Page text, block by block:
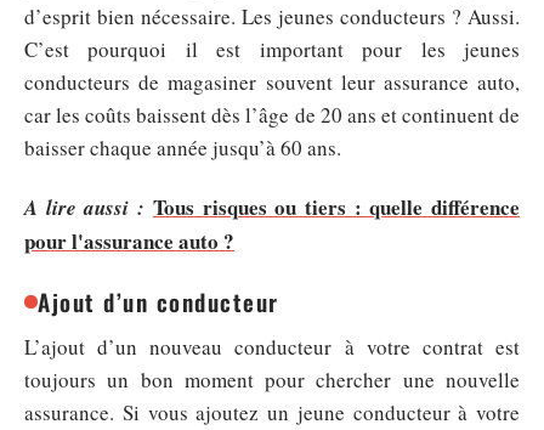
d’esprit bien nécessaire. Les jeunes conducteurs ? Aussi.
C’est pourquoi il est important pour les jeunes
conducteurs de magasiner souvent leur assurance auto,
car les coûts baissent dès l’âge de 20 ans et continuent de
baisser chaque année jusqu’à 60 ans.
A lire aussi : Tous risques ou tiers : quelle différence
pour l'assurance auto ?
Ajout d’un conducteur
L’ajout d’un nouveau conducteur à votre contrat est
toujours un bon moment pour chercher une nouvelle
assurance. Si vous ajoutez un jeune conducteur à votre